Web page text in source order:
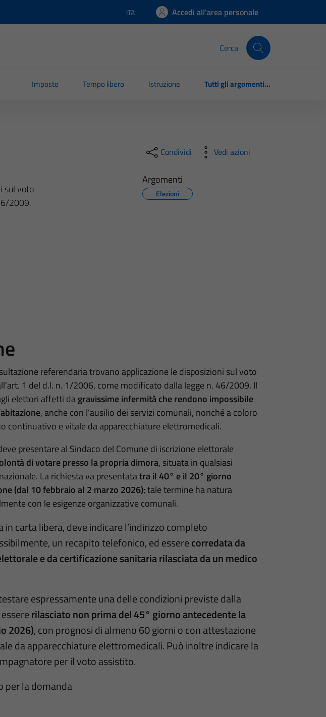
Lingua attiva:
ITA Accedi all'area personale
Cerca
Imposte Tempo libero Istruzione Tutti gli argomenti...
sul voto
2009.
Condividi Vedi azioni
Argomenti
Elezioni
referendaria trovano applicazione le disposizioni sul voto
1 del d.l. n. 1/2006, come modificato dalla legge n. 46/2009. Il
elettori affetti dagravissime infermità che rendono impossibile
, anche con l’ausilio dei servizi comunali, nonché a coloro
continuativo e vitale da apparecchiature elettromedicali.
presentare al Sindaco del Comune di iscrizione elettorale
di votare presso la propria dimora, situata in qualsiasi
La richiesta va presentatatra il 40° e il 20° giorno
(dal 10 febbraio al 2 marzo 2026); tale termine ha natura
con le esigenze organizzative comunali.
carta libera, deve indicare l’indirizzo completo
un recapito telefonico, ed esserecorredata da
e da certificazione sanitaria rilasciata da un medico
espressamente una delle condizioni previste dalla
rilasciato non prima del 45° giorno antecedente la
2026), con prognosi di almeno 60 giorni o con attestazione
da apparecchiature elettromedicali. Può inoltre indicare la
per il voto assistito.
per la domanda